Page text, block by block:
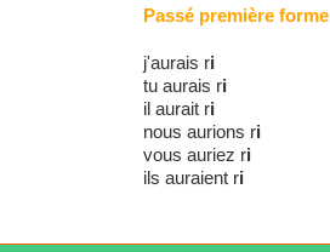
Passé première forme
j'aurais ri
tu aurais ri
il aurait ri
nous aurions ri
vous auriez ri
ils auraient ri